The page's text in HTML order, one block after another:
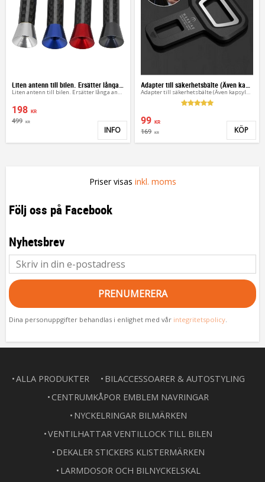
Liten antenn till bilen. Ersätter långa antennen
198 KR
499 KR
Lägg till i favoriter
INFO
Adapter till säkerhetsbälte (Även kapsylöppnare)
99 KR
169 KR KÖP
Priser visas inkl. moms
Följ oss på Facebook
Nyhetsbrev
PRENUMERERA
Dina personuppgifter behandlas i enlighet med vår integritetspolicy
ALLA PRODUKTER
BILACCESSOARER & AUTOSTYLING
CENTRUMKÅPOR EMBLEM NAVRINGAR
NYCKELRINGAR BILMÄRKEN
VENTILHATTAR VENTILLOCK TILL BILEN
DEKALER STICKERS KLISTERMÄRKEN
LARMDOSOR OCH BILNYCKELSKAL